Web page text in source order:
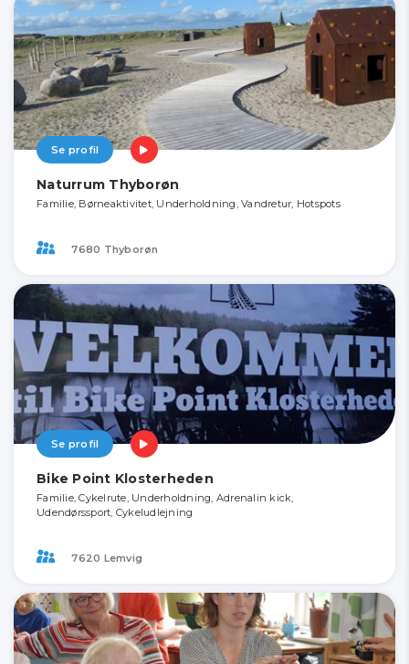
Se profil
Naturrum Thyborøn
Familie, Børneaktivitet, Underholdning, Vandretur, Hotspots
7680 Thyborøn
Se profil
Bike Point Klosterheden
Familie, Cykelrute, Underholdning, Adrenalin kick,
Udendørssport, Cykeludlejning
7620 Lemvig